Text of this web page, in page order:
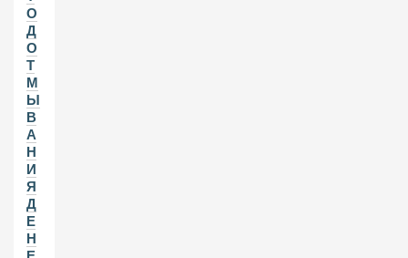
О
Д
О
Т
М
Ы
В
А
Н
И
Я
Д
Е
Н